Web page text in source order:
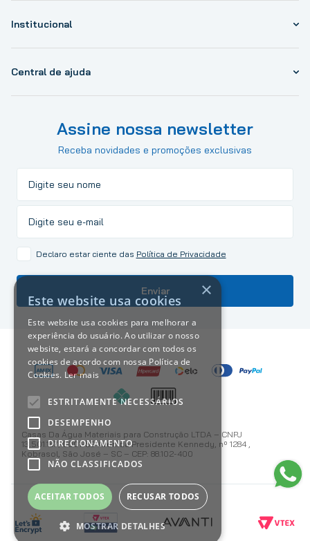
Institucional
Central de ajuda
Assine nossa newsletter
Receba novidades e promoções exclusivas
Declaro estar ciente das Política de Privacidade
Enviar
Casas Da Água Materiais para Construção LTDA – CNPJ
13.501.187/0001-59 Avenida Presidente Kennedy, nº 1284 ,
Kobrasol, São José – SC – CEP: 88.102-400
×
Este website usa cookies
Este website usa cookies para melhorar a
experiência do usuário. Ao utilizar o nosso
website, estará a concordar com todos os
cookies de acordo com nossa Política de
Cookies. Ler mais
ESTRITAMENTE NECESSÁRIOS
DESEMPENHO
DIRECIONAMENTO
NÃO CLASSIFICADOS
ACEITAR TODOS RECUSAR TODOS
MOSTRAR DETALHES